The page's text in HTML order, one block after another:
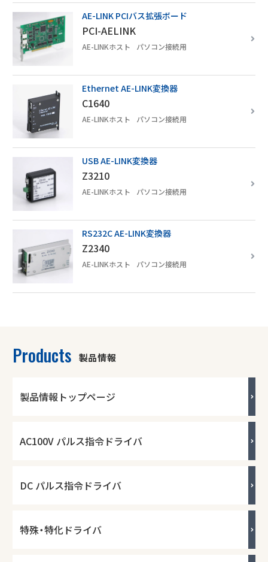
AE-LINK PCIバス拡張ボード
PCI-AELINK
AE-LINKホスト パソコン接続用
Ethernet AE-LINK変換器
C1640
AE-LINKホスト パソコン接続用
USB AE-LINK変換器
Z3210
AE-LINKホスト パソコン接続用
RS232C AE-LINK変換器
Z2340
AE-LINKホスト パソコン接続用
Products 製品情報
製品情報トップページ
AC100V パルス指令ドライバ
DC パルス指令ドライバ
特殊・特化ドライバ
高速FA通信機器
AE-LINKスレーブ
モータ、アクチュエータ
その他
弊社製品をご検討にあたって